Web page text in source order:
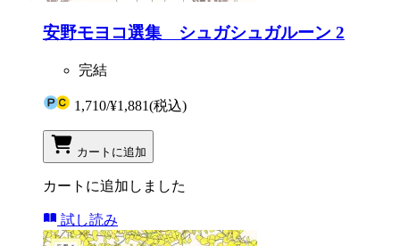
安野モヨコ選集 シュガシュガルーン 2
完結
1,710/¥1,881(税込)
カートに追加
カートに追加しました
試し読み